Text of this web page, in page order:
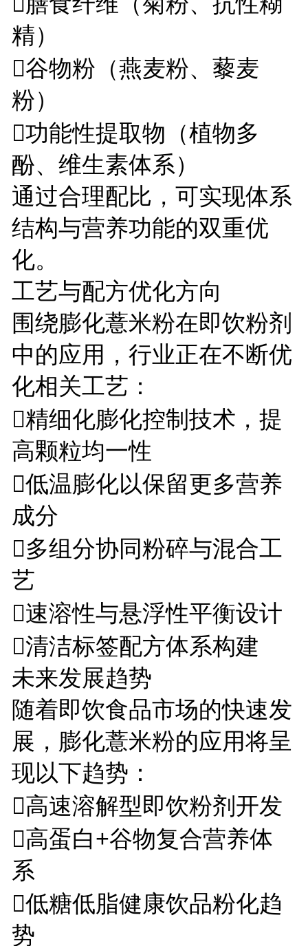
精）
谷物粉（燕麦粉、藜麦
粉）
功能性提取物（植物多
酚、维生素体系）
通过合理配比，可实现体系
结构与营养功能的双重优
化。
工艺与配方优化方向
围绕膨化薏米粉在即饮粉剂
中的应用，行业正在不断优
化相关工艺：
精细化膨化控制技术，提
高颗粒均一性
低温膨化以保留更多营养
成分
多组分协同粉碎与混合工
艺
速溶性与悬浮性平衡设计
清洁标签配方体系构建
未来发展趋势
随着即饮食品市场的快速发
展，膨化薏米粉的应用将呈
现以下趋势：
高速溶解型即饮粉剂开发
高蛋白+谷物复合营养体
系
低糖低脂健康饮品粉化趋
势